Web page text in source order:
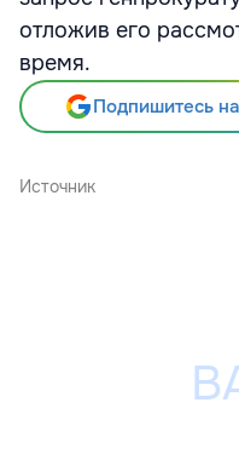
отложив его
время.
Подпишитесь
Источник